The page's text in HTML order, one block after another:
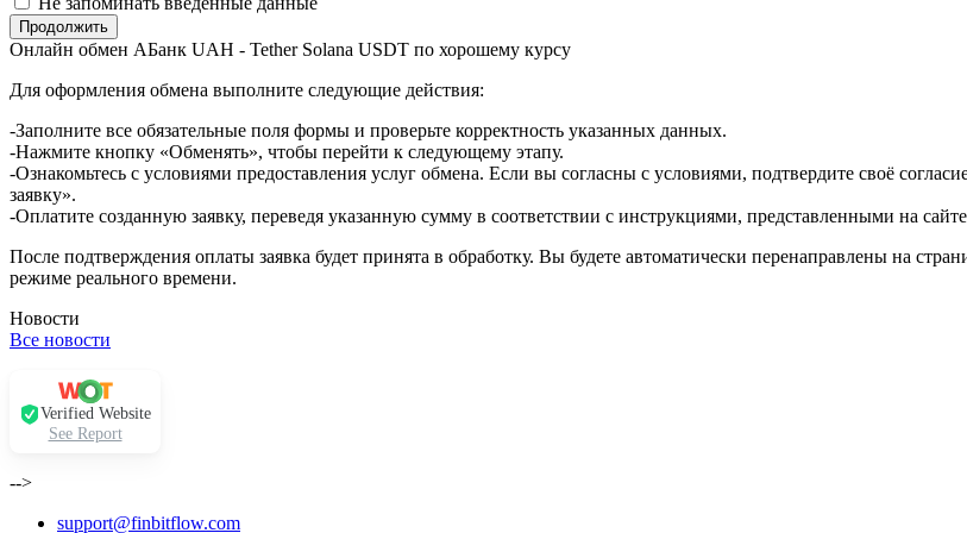
Онлайн обмен AБанк UAH - Tether Solana USDT по хорошему курсу
Для оформления обмена выполните следующие действия:
-Заполните все обязательные поля формы и проверьте корректность указанных данных.
-Нажмите кнопку «Обменять», чтобы перейти к следующему этапу.
-Ознакомьтесь с условиями предоставления услуг обмена. Если вы согласны с условиями, подтвердите своё
заявку».
-Оплатите созданную заявку, переведя указанную сумму в соответствии с инструкциями, представленными на
После подтверждения оплаты заявка будет принята в обработку. Вы будете автоматически перенаправлены на
режиме реального времени.
Новости
Все новости
Verified Website
See Report
-->
support@finbitflow.com